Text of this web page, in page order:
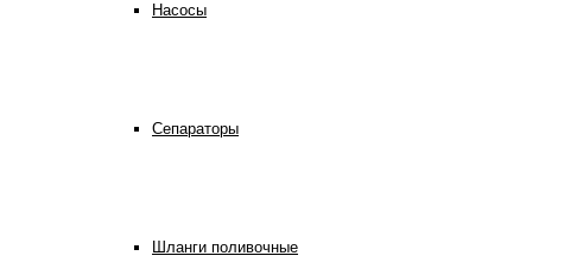
Насосы
Сепараторы
Шланги поливочные